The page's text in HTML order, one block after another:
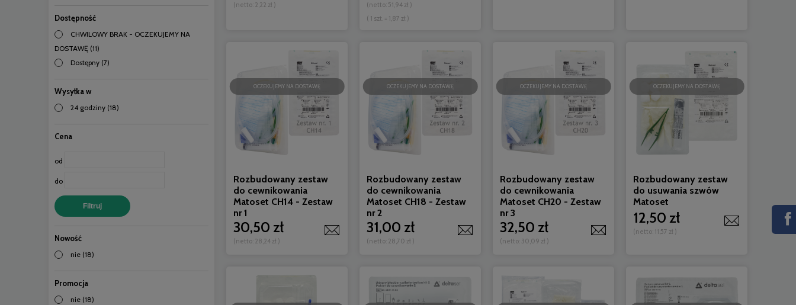
Dostępność
CHWILOWY BRAK - OCZEKUJEMY NA
DOSTAWĘ (11)
Dostępny (7)
Wysyłka w
24 godziny (18)
Cena
od
do
Filtruj
Nowość
nie (18)
Promocja
nie (18)
(netto: 2,22 zł ) (netto: 51,94 zł )
( 1 szt. = 1,87 zł )
Rozbudowany zestaw
do cewnikowania
Matoset CH14 - Zestaw
nr 1
30,50 zł
(netto: 28,24 zł )
OCZEKUJEMY NA DOSTAWĘ
Rozbudowany zestaw
do cewnikowania
Matoset CH18 - Zestaw
nr 2
31,00 zł
(netto: 28,70 zł )
OCZEKUJEMY NA DOSTAWĘ
Rozbudowany zestaw
do cewnikowania
Matoset CH20 - Zestaw
nr 3
32,50 zł
(netto: 30,09 zł )
OCZEKUJEMY NA DOSTAWĘ
Rozbudowany zestaw
do usuwania szwów
Matoset
12,50 zł
(netto: 11,57 zł )
OCZEKUJEMY NA DOSTAWĘ